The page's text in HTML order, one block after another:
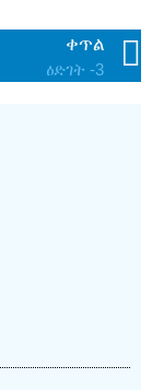
ቀጥል
ዕድገት -3